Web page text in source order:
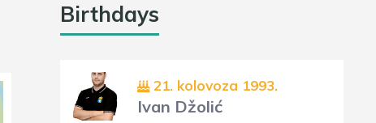
Birthdays
21. kolovoza 1993.
Ivan Džolić